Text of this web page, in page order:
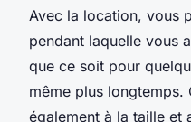
Avec la location, vous
pendant laquelle vous
que ce soit pour
même plus
également à la taille et